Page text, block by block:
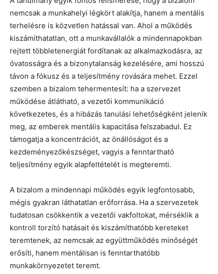
nemcsak a munkahelyi légkört alakítja, hanem a mentális
terhelésre is közvetlen hatással van. Ahol a működés
kiszámíthatatlan, ott a munkavállalók a mindennapokban
rejtett többletenergiát fordítanak az alkalmazkodásra, az
óvatosságra és a bizonytalanság kezelésére, ami hosszú
távon a fókusz és a teljesítmény rovására mehet. Ezzel
szemben a bizalom tehermentesít: ha a szervezet
működése átlátható, a vezetői kommunikáció
következetes, és a hibázás tanulási lehetőségként jelenik
meg, az emberek mentális kapacitása felszabadul. Ez
támogatja a koncentrációt, az önállóságot és a
kezdeményezőkészséget, vagyis a fenntartható
teljesítmény egyik alapfeltételét is megteremti.
A bizalom a mindennapi működés egyik legfontosabb,
mégis gyakran láthatatlan erőforrása. Ha a szervezetek
tudatosan csökkentik a vezetői vakfoltokat, mérséklik a
kontroll torzító hatásait és kiszámíthatóbb kereteket
teremtenek, az nemcsak az együttműködés minőségét
erősíti, hanem mentálisan is fenntarthatóbb
munkakörnyezetet teremt.